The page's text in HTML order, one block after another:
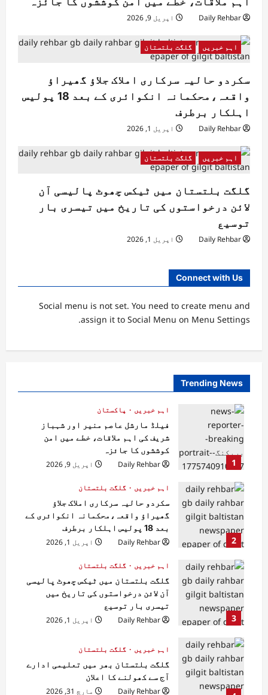
Daily Rehbar اپریل 9, 2026
اہم خبریں گلگت بلتستان
سکردو حالیہ سرکاری املاک جلاؤ گھیراؤ
واقعہ،محکمانہ انکوائری کے بعد 18 پولیس
اہلکار برطرف
Daily Rehbar اپریل 1, 2026
اہم خبریں گلگت بلتستان
گلگت بلتستان میں ٹیکس چھوٹ پالیسی آن
لائن درخواستوں کی تاریخ میں تیسری بار
توسیع
Daily Rehbar اپریل 1, 2026
Connect with Us
Social menu is not set. You need to create menu and
assign it to Social Menu on Menu Settings.
Trending News
1
اہم خبریں
پاکستان
فیلڈ مارشل عاصم منیر اور شہباز
شریف کی اہم ملاقات، خطے میں امن
کوششوں کا جائزہ
Daily Rehbar
اپریل 9, 2026
2
اہم خبریں
گلگت بلتستان
سکردو حالیہ سرکاری املاک جلاؤ
گھیراؤ واقعہ،محکمانہ انکوائری کے
بعد 18 پولیس اہلکار برطرف
Daily Rehbar
اپریل 1, 2026
3
اہم خبریں
گلگت بلتستان
گلگت بلتستان میں ٹیکس چھوٹ پالیسی
آن لائن درخواستوں کی تاریخ میں
تیسری بار توسیع
Daily Rehbar
اپریل 1, 2026
اہم خبریں
گلگت بلتستان
گلگت بلتستان بھر میں تعلیمی ادارے
آج سے کھولنے کا اعلان
Daily Rehbar
مارچ 31, 2026